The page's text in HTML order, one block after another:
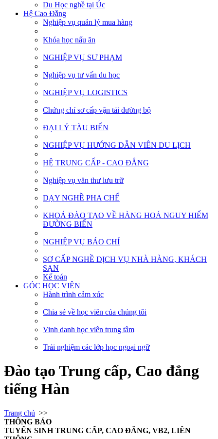
Du Học nghề tại Úc
Hệ Cao Đẳng
Nghiệp vụ quản lý mua hàng
Khóa học nấu ăn
NGHIỆP VỤ SƯ PHẠM
Nghiệp vụ tư vấn du học
NGHIỆP VỤ LOGISTICS
Chứng chỉ sơ cấp vận tải đường bộ
ĐẠI LÝ TÀU BIỂN
NGHIỆP VỤ HƯỚNG DẪN VIÊN DU LỊCH
HỆ TRUNG CẤP - CAO ĐẲNG
Nghiệp vụ văn thư lưu trữ
DẠY NGHỀ PHA CHẾ
KHOÁ ĐÀO TẠO VỀ HÀNG HOÁ NGUY HIỂM
ĐƯỜNG BIỂN
NGHIỆP VỤ BÁO CHÍ
SƠ CẤP NGHỀ DỊCH VỤ NHÀ HÀNG, KHÁCH
SẠN
Kế toán
GÓC HỌC VIÊN
Hành trình cảm xúc
Chia sẻ về học viên của chúng tôi
Vinh danh học viên trung tâm
Trải nghiệm các lớp học ngoại ngữ
Đào tạo Trung cấp, Cao đẳng
tiếng Hàn
Trang chủ >>
THÔNG BÁO
TUYỂN SINH TRUNG CẤP, CAO ĐẲNG, VB2, LIÊN